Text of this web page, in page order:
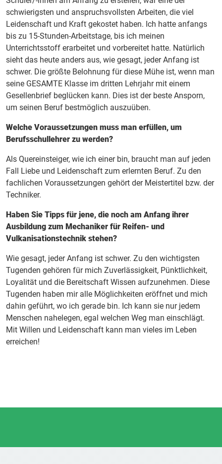
schwierigsten und anspruchsvollsten Arbeiten, die viel
Leidenschaft und Kraft gekostet haben. Ich hatte anfangs
bis zu 15-Stunden-Arbeitstage, bis ich meinen
Unterrichtsstoff erarbeitet und vorbereitet hatte. Natürlich
sieht das heute anders aus, wie gesagt, jeder Anfang ist
schwer. Die größte Belohnung für diese Mühe ist, wenn man
seine GESAMTE Klasse im dritten Lehrjahr mit einem
Gesellenbrief beglücken kann. Dies ist der beste Ansporn,
um seinen Beruf bestmöglich auszuüben.
Welche Voraussetzungen muss man erfüllen, um
Berufsschullehrer zu werden?
Als Quereinsteiger, wie ich einer bin, braucht man auf jeden
Fall Liebe und Leidenschaft zum erlernten Beruf. Zu den
fachlichen Voraussetzungen gehört der Meistertitel bzw. der
Techniker.
Haben Sie Tipps für jene, die noch am Anfang ihrer
Ausbildung zum Mechaniker für Reifen- und
Vulkanisationstechnik stehen?
Wie gesagt, jeder Anfang ist schwer. Zu den wichtigsten
Tugenden gehören für mich Zuverlässigkeit, Pünktlichkeit,
Loyalität und die Bereitschaft Wissen aufzunehmen. Diese
Tugenden haben mir alle Möglichkeiten eröffnet und mich
dahin geführt, wo ich gerade bin. Ich kann sie nur jedem
Menschen nahelegen, egal welchen Weg man einschlägt.
Mit Willen und Leidenschaft kann man vieles im Leben
erreichen!